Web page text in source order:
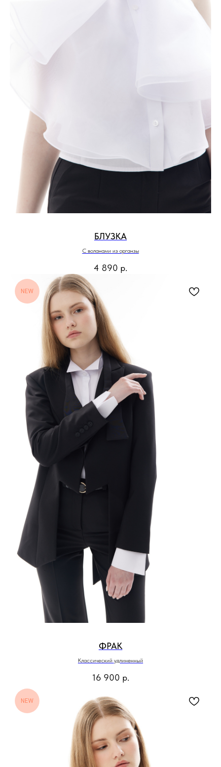
БЛУЗКА
С воланами из органзы
4 890 р.
NEW
ФРАК
Классический удлиненный
16 900 р.
NEW